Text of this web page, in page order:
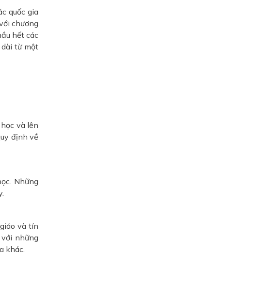
quốc gia
chương
hết các
từ một
và lên
định về
Những
và tín
những
khác.